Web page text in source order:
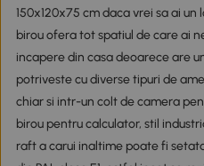
150x120x75 cm daca vrei sa ai
birou ofera tot spatiul de care ai
incapere din casa deoarece are
potriveste cu diverse tipuri de
chiar si intr-un colt de camera
birou pentru calculator, stil
raft a carui inaltime poate fi